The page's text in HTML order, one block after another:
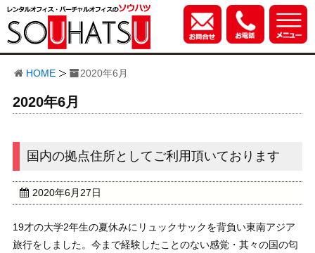
HOME 2020年6月
2020年6月
国内の拠点住所としてご利用頂いております
2020年6月27日
19才の大学2年生の夏休みにリュックサックを背負い東南アジア
旅行をしました。今まで経験したことのない感覚・其々の国の匂